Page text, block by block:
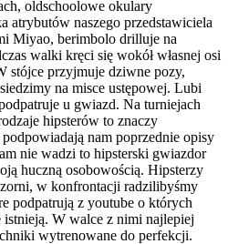
oldschoolowe okulary
atrybutów naszego przedstawiciela
Miyao, berimbolo drilluje na
walki kręci się wokół własnej osi
stójce przyjmuje dziwne pozy,
na misce ustępowej. Lubi
u gwiazd. Na turniejach
hipsterów to znaczy
nam poprzednie opisy
nie wadzi to hipsterski gwiazdor
huczną osobowością. Hipsterzy
w konfrontacji radzilibyśmy
podpatrują z youtube o których
W walce z nimi najlepiej
wytrenowane do perfekcji.